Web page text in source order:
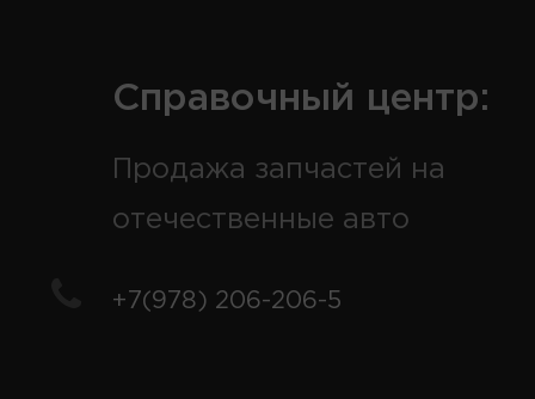
Справочный центр:
Продажа запчастей на
отечественные авто
+7(978) 206-206-5